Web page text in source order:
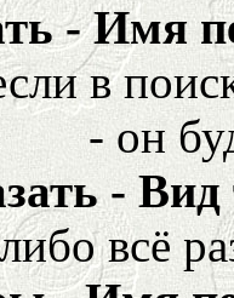
- Имя
в
- он
-
всё